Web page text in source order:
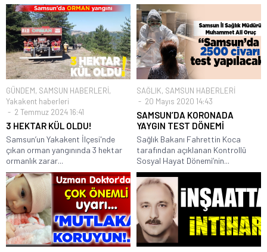
GÜNDEM, SAMSUN HABERLERİ,
Yakakent haberleri
2 Temmuz 2024 16:41
3 HEKTAR KÜL OLDU!
Samsun’un Yakakent İlçesi'nde
çıkan orman yangınında 3 hektar
ormanlık zarar...
SAĞLIK, SAMSUN HABERLERİ
20 Mayıs 2020 14:43
SAMSUN’DA KORONADA
YAYGIN TEST DÖNEMİ
Sağlık Bakanı Fahrettin Koca
tarafından açıklanan Kontrollü
Sosyal Hayat Dönemi’nin...